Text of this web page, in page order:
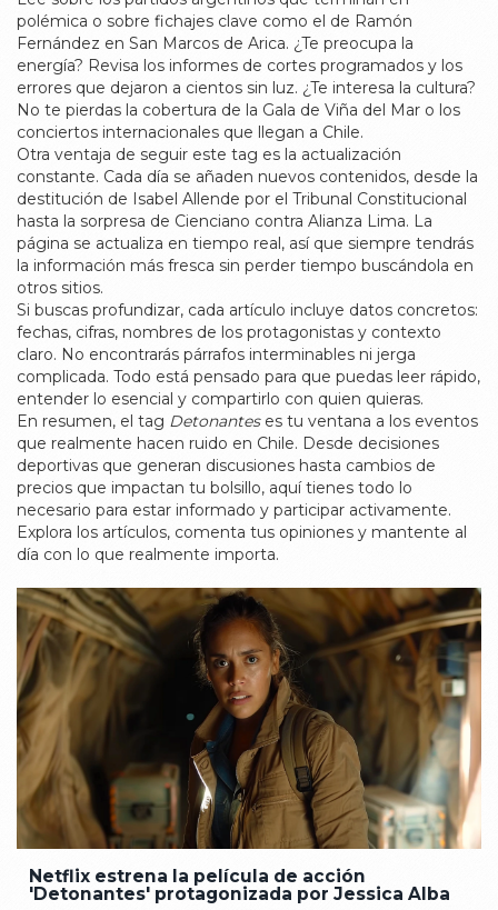
polémica o sobre fichajes clave como el de Ramón
Fernández en San Marcos de Arica. ¿Te preocupa la
energía? Revisa los informes de cortes programados y los
errores que dejaron a cientos sin luz. ¿Te interesa la cultura?
No te pierdas la cobertura de la Gala de Viña del Mar o los
conciertos internacionales que llegan a Chile.
Otra ventaja de seguir este tag es la actualización
constante. Cada día se añaden nuevos contenidos, desde la
destitución de Isabel Allende por el Tribunal Constitucional
hasta la sorpresa de Cienciano contra Alianza Lima. La
página se actualiza en tiempo real, así que siempre tendrás
la información más fresca sin perder tiempo buscándola en
otros sitios.
Si buscas profundizar, cada artículo incluye datos concretos:
fechas, cifras, nombres de los protagonistas y contexto
claro. No encontrarás párrafos interminables ni jerga
complicada. Todo está pensado para que puedas leer rápido,
entender lo esencial y compartirlo con quien quieras.
En resumen, el tag Detonanteses tu ventana a los eventos
que realmente hacen ruido en Chile. Desde decisiones
deportivas que generan discusiones hasta cambios de
precios que impactan tu bolsillo, aquí tienes todo lo
necesario para estar informado y participar activamente.
Explora los artículos, comenta tus opiniones y mantente al
día con lo que realmente importa.
Netflix estrena la película de acción
'Detonantes' protagonizada por Jessica Alba